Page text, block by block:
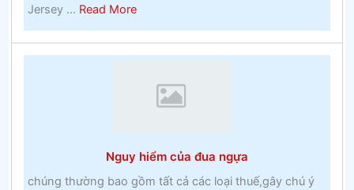
Đánh
bạc
Jersey ... Read Moreabout
Quảng
cáo
Click
như
thế
Nguy hiểm của đua ngựa
chúng thường bao gồm tất cả các loại thuế,gây chú ý